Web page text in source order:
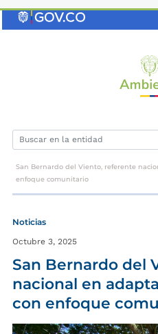
San Bernardo del Viento, referente
enfoque comunitario
Noticias
Octubre 3, 2025
San Bernardo del
nacional en
con enfoque